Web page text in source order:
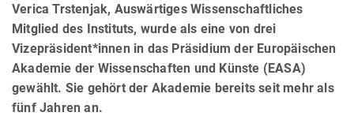
Verica Trstenjak, Auswärtiges Wissenschaftliches
Mitglied des Instituts, wurde als eine von drei
Vizepräsident*innen in das Präsidium der Europäischen
Akademie der Wissenschaften und Künste (EASA)
gewählt. Sie gehört der Akademie bereits seit mehr als
fünf Jahren an.